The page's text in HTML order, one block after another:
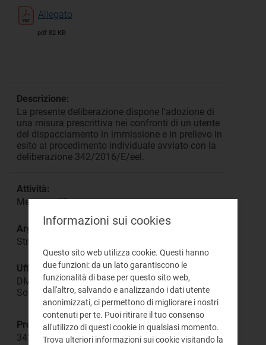
Allegato
pdf 82 KB
Descrizione:
La presente deliberazione dispone l'adozione di
una misura prescrittiva nei confronti di un utente
del dispacciamento in immissione e in prelievo in
esito al procedimento individuale avviato con la
deliberazione 342/2016/E/eel.
Attività:
Mercato all’ingrosso
Argomento:
Strategie di programmazione e offerta degli UDD
Ufficio responsabile:
DMEA Direzione Mercati Energia all'Ingrosso e
Sostenibilità Ambientale
Procedimento:
342/2016/E/eel
Informazioni sui cookies
Questo sito web utilizza cookie. Questi hanno
due funzioni: da un lato garantiscono le
funzionalità di base per questo sito web,
dall'altro, salvando e analizzando i dati utente
anonimizzati, ci permettono di migliorare i nostri
contenuti per te. Puoi ritirare il tuo consenso
all'utilizzo di questi cookie in qualsiasi momento.
Trova ulteriori informazioni sui cookie visitando la